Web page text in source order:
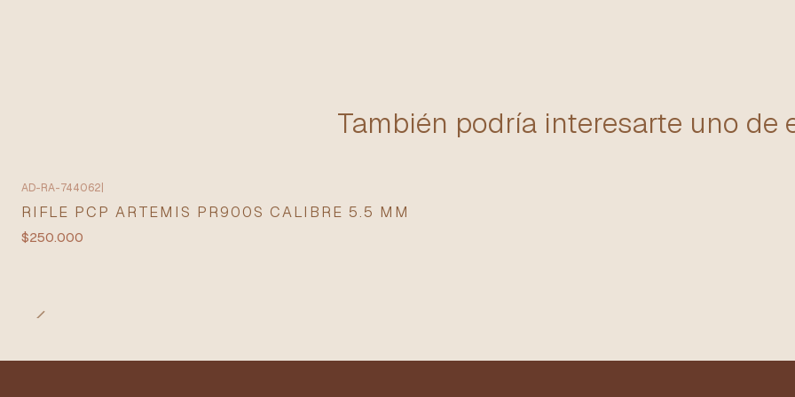
También podría interesarte uno de
AD-RA-744062
RIFLE PCP ARTEMIS PR900S CALIBRE 5.5 MM
$250.000